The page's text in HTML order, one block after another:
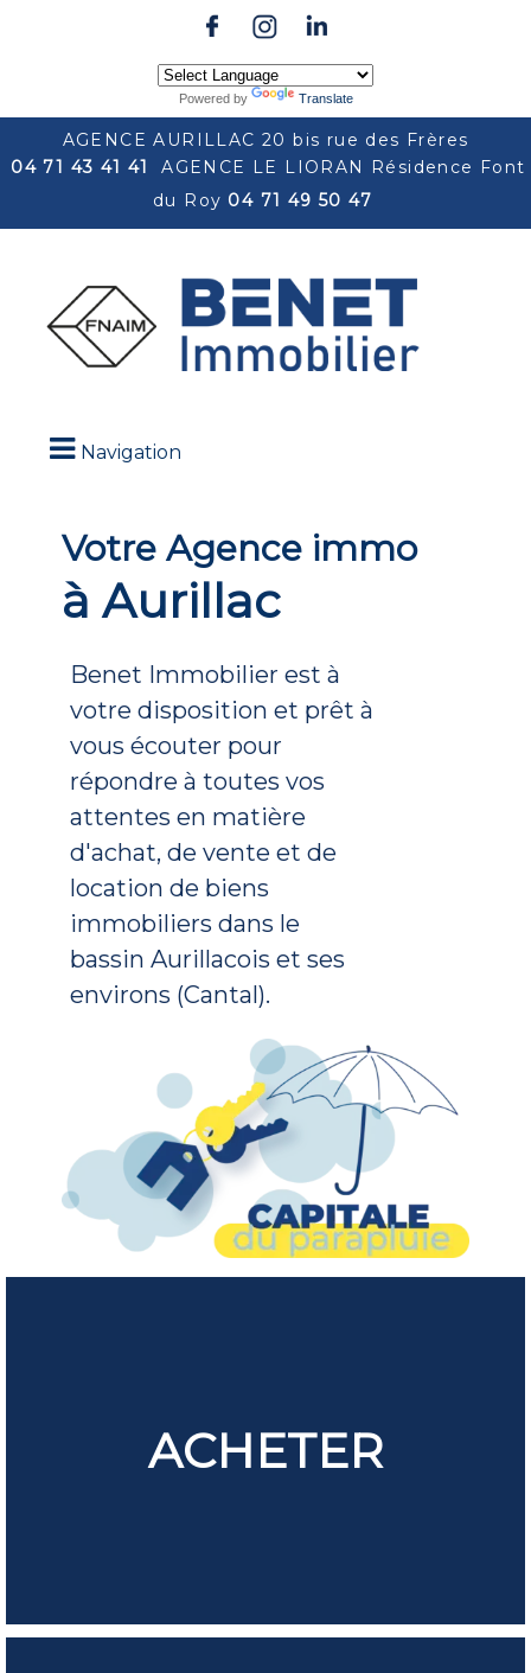
Powered by Translate
AGENCE AURILLAC 20 bis rue des Frères
04 71 43 41 41
AGENCE LE LIORAN Résidence Font
du Roy 04 71 49 50 47
Navigation
Votre Agence immo
à Aurillac
Benet Immobilier est à
votre disposition et prêt à
vous écouter pour
répondre à toutes vos
attentes en matière
d'achat, de vente et de
location de biens
immobiliers dans le
bassin Aurillacois et ses
environs (Cantal).
ACHETER